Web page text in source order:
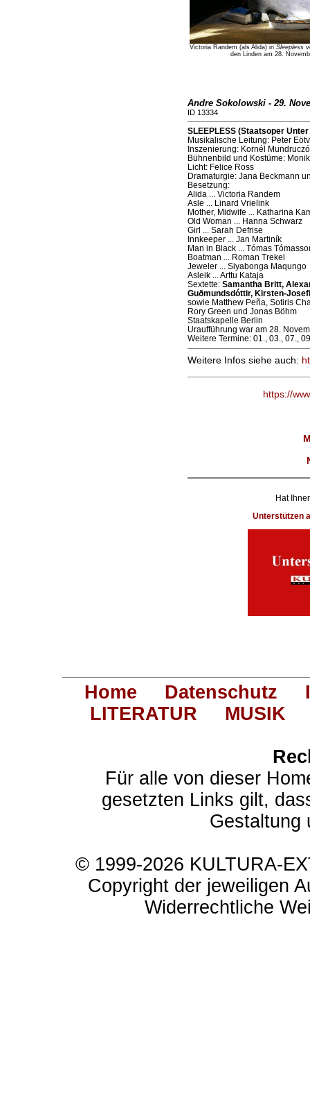
Victoria Randem (als Alida) in Sleepless
den Linden am 28.
Andre Sokolowski - 29.
ID 13334
SLEEPLESS (Staatsoper
Musikalische Leitung: Peter
Inszenierung: Kornél Mundruczó
Bühnenbild und Kostüme:
Licht: Felice Ross
Dramaturgie: Jana Beckmann
Besetzung:
Alida ... Victoria Randem
Asle ... Linard Vrielink
Mother, Midwife ... Katharina
Old Woman ... Hanna Schwarz
Girl ... Sarah Defrise
Innkeeper ... Jan Martiník
Man in Black ... Tómas
Boatman ... Roman Trekel
Jeweler ... Siyabonga Maqungo
Asleik ... Arttu Kataja
Sextette: Samantha Britt,
Guðmundsdóttir, Kirsten-
sowie Matthew Peña, Sotiris
Rory Green und Jonas Böhm
Staatskapelle Berlin
Uraufführung war am 28.
Weitere Termine: 01., 03., 07.,
Weitere Infos siehe auch:
https://
Hat
Unterstützen
Home Datenschutz
LITERATUR
MUSIK
Für alle von dieser
gesetzten Links gilt,
Gestaltung
© 1999-2026 KULTURA-
Copyright der jeweiligen
Widerrechtliche